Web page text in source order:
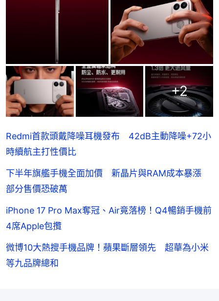
+2
Redmi首款頭戴降噪耳機發布 42dB主動降噪+72小
時續航主打性價比
下半年旗艦手機全面加價 新晶片與RAM成本暴漲
部分售價恐破萬
iPhone 17 Pro Max奪冠、Air竟落榜！Q4暢銷手機前
4席Apple包攬
微博10大熱搜手機品牌！蘋果斷層領先 超華為小米
等九品牌總和